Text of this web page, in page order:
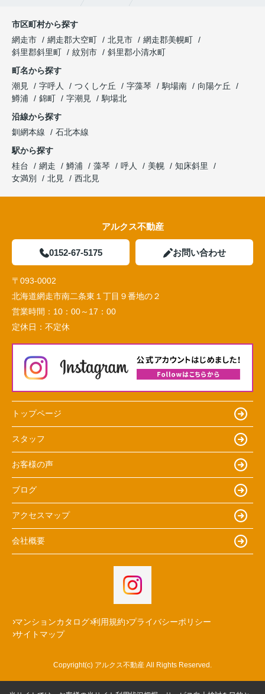
市区町村から探す
網走市
網走郡大空町 北見市
網走郡美幌町
斜里郡斜里町
紋別市
斜里郡小清水町
町名から探す
潮見
字呼人 つくしケ丘 字藻琴 駒場南
向陽ケ丘
鱒浦
錦町 字潮見
駒場北
沿線から探す
釧網本線
石北本線
駅から探す
桂台
網走 鱒浦 藻琴 呼人 美幌
知床斜里
女満別
北見 西北見
アルクス不動産
0152-67-5175 お問い合わせ
〒093-0002
北海道網走市南二条東１丁目９番地の２
営業時間： 10：00～17：00
定休日： 不定休
トップページ
スタッフ
お客様の声
ブログ
アクセスマップ
会社概要
マンションカタログ 利用規約 プライバシーポリシー
サイトマップ
Copyright(c) アルクス不動産 All Rights Reserved.